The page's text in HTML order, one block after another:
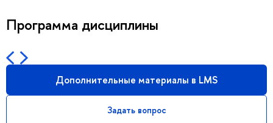
Программа дисциплины
Дополнительные материалы в LMS
Задать вопрос